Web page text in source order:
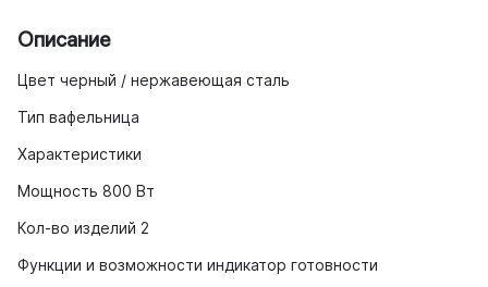
Описание
Цвет черный / нержавеющая сталь
Тип вафельница
Характеристики
Мощность 800 Вт
Кол-во изделий 2
Функции и возможности индикатор готовности